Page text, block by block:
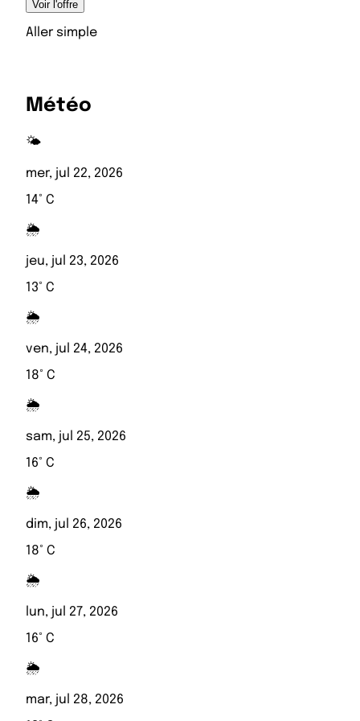
Voir l'offre
Aller simple
Météo
🌤️
mer, jul 22, 2026
14° C
🌦️
jeu, jul 23, 2026
13° C
🌦️
ven, jul 24, 2026
18° C
🌦️
sam, jul 25, 2026
16° C
🌦️
dim, jul 26, 2026
18° C
🌦️
lun, jul 27, 2026
16° C
🌦️
mar, jul 28, 2026